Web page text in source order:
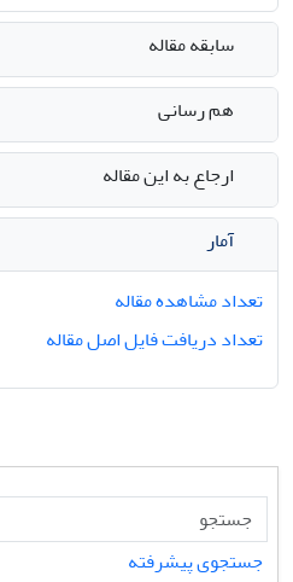
سابقه مقاله
هم رسانی
ارجاع به این مقاله
آمار
تعداد مشاهده مقاله
تعداد دریافت فایل اصل مقاله
جستجوی پیشرفته